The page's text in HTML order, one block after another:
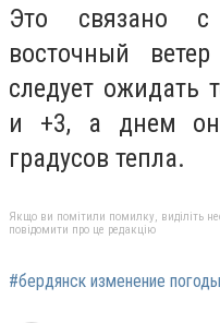
Это связано
восточный
следует ожидать
и +3, а днем
градусов тепла.
Якщо ви помітили помилку, виділіть
повідомити про це редакцію
#бердянск изменение погоды